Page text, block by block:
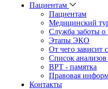
Пациентам
Пациентам
Медицинский
Служба заботы о
Этапы ЭКО
От чего зависит
Список
ВРТ - памятка
Правовая
Контакты